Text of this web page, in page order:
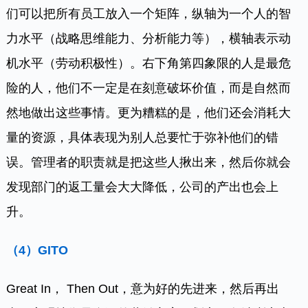
们可以把所有员工放入一个矩阵，纵轴为一个人的智
力水平（战略思维能力、分析能力等），横轴表示动
机水平（劳动积极性）。右下角第四象限的人是最危
险的人，他们不一定是在刻意破坏价值，而是自然而
然地做出这些事情。更为糟糕的是，他们还会消耗大
量的资源，具体表现为别人总要忙于弥补他们的错
误。管理者的职责就是把这些人揪出来，然后你就会
发现部门的返工量会大大降低，公司的产出也会上
升。
（4）GITO
Great In， Then Out，意为好的先进来，然后再出